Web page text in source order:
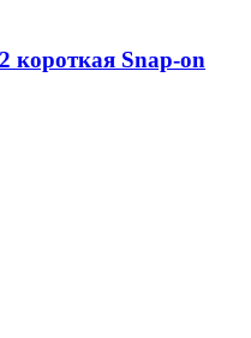
короткая Snap-on